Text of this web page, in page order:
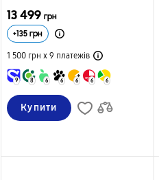
13 499 грн
+135 грн
1 500 грн х 9 платежів
9 8 6 6 6 6 6
Купити